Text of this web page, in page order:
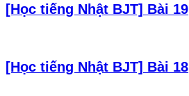
[Học tiếng Nhật BJT] Bài 19
[Học tiếng Nhật BJT] Bài 18